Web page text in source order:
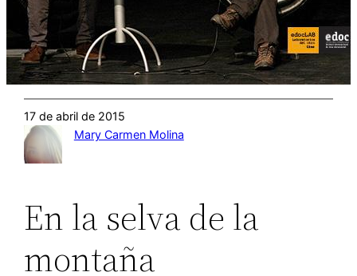
17 de abril de 2015
Mary Carmen Molina
En la selva de la
montaña